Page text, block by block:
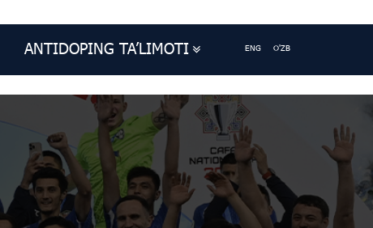
ANTIDOPING TA’LIMOTI ENG O'ZB